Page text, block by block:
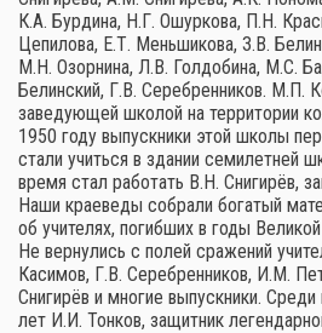
К.А. Бурдина, Н.Г. Ошуркова, П.Н.
Цепилова, Е.Т. Меньшикова, З.В.
М.Н. Озорнина, Л.В. Голдобина, М.С.
Белинский, Г.В. Серебренников. М.П.
заведующей школой на территории
1950 году выпускники этой школы
стали учиться в здании семилетней
время стал работать В.Н. Снигирёв,
Наши краеведы собрали богатый
об учителях, погибших в годы
Не вернулись с полей сражений
Касимов, Г.В. Серебренников, И.М.
Снигирёв и многие выпускники.
лет И.И. Тонков, защитник